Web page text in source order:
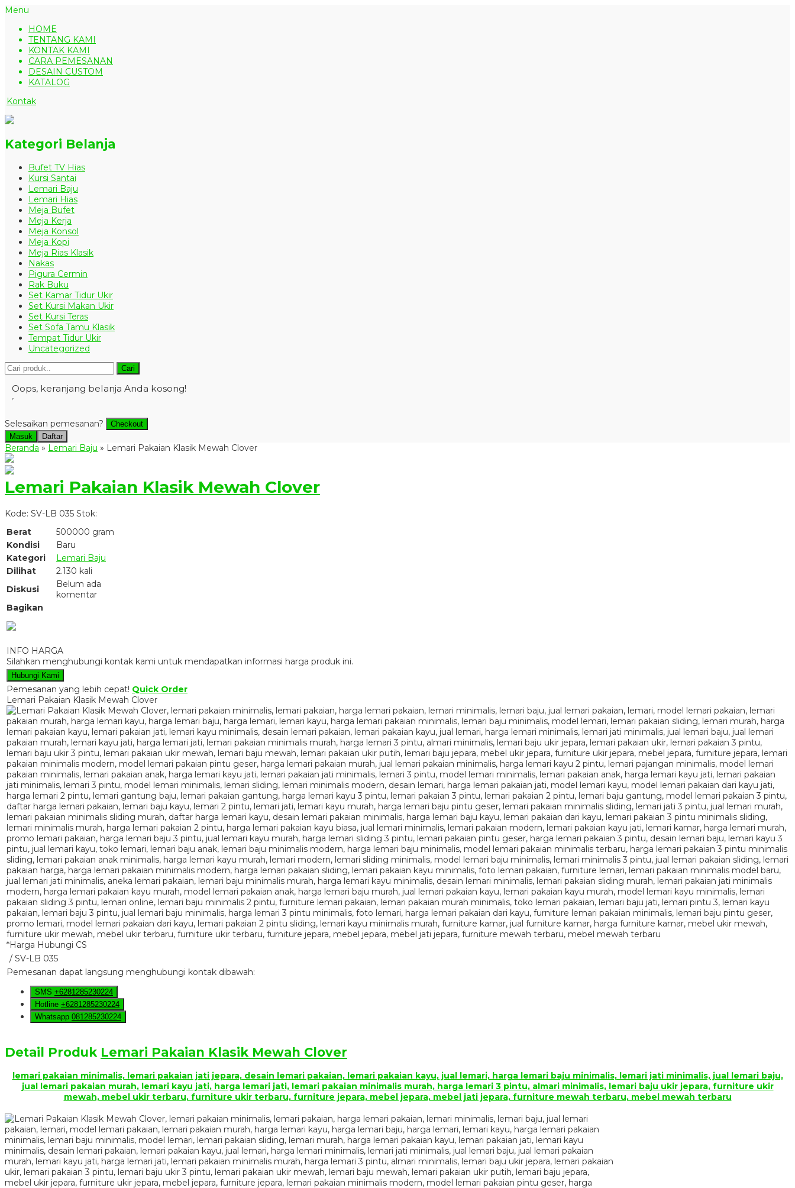
Menu
HOME
TENTANG KAMI
KONTAK KAMI
CARA PEMESANAN
DESAIN CUSTOM
KATALOG
Kontak
Kategori Belanja
Bufet TV Hias
Kursi Santai
Lemari Baju
Lemari Hias
Meja Bufet
Meja Kerja
Meja Konsol
Meja Kopi
Meja Rias Klasik
Nakas
Pigura Cermin
Rak Buku
Set Kamar Tidur Ukir
Set Kursi Makan Ukir
Set Kursi Teras
Set Sofa Tamu Klasik
Tempat Tidur Ukir
Uncategorized
Cari
Oops, keranjang belanja Anda kosong!
Selesaikan pemesanan?
Checkout
Masuk
Daftar
Beranda » Lemari Baju » Lemari Pakaian Klasik Mewah Clover
Lemari Pakaian Klasik Mewah Clover
Kode: SV-LB 035 Stok:
Berat
500000 gram
Kondisi
Baru
Kategori
Lemari Baju
Dilihat
2.130 kali
Diskusi
Belum ada
komentar
Bagikan
INFO HARGA
Silahkan menghubungi kontak kami untuk mendapatkan informasi harga produk ini.
Hubungi Kami
Pemesanan yang lebih cepat! Quick Order
Lemari Pakaian Klasik Mewah Clover
*Harga Hubungi CS
/ SV-LB 035
Pemesanan dapat langsung menghubungi kontak dibawah:
SMS +6281285230224
Hotline +6281285230224
Whatsapp 081285230224
Detail Produk Lemari Pakaian Klasik Mewah Clover
lemari pakaian minimalis, lemari pakaian jati jepara, desain lemari pakaian, lemari pakaian kayu, jual lemari, harga lemari baju minimalis, lemari jati minimalis, jual lemari baju,
jual lemari pakaian murah, lemari kayu jati, harga lemari jati, lemari pakaian minimalis murah, harga lemari 3 pintu, almari minimalis, lemari baju ukir jepara, furniture ukir
mewah, mebel ukir terbaru, furniture ukir terbaru, furniture jepara, mebel jepara, mebel jati jepara, furniture mewah terbaru, mebel mewah terbaru